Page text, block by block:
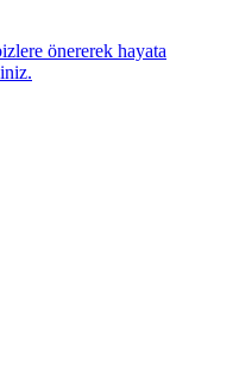
önererek hayata